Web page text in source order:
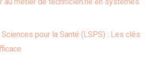
pour la Santé (LSPS) : Les clés